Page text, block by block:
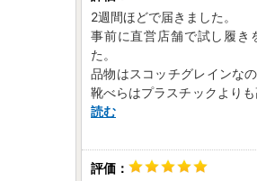
2週間ほどで届きました。
事前に直営店舗で試し履き
た。
品物はスコッチグレインな
靴べらはプラスチックより
読む